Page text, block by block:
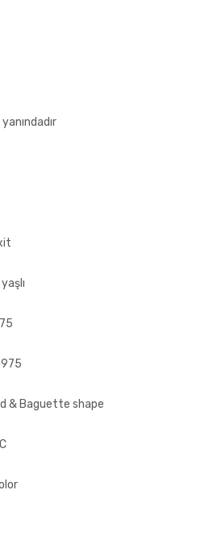
& Baguette shape